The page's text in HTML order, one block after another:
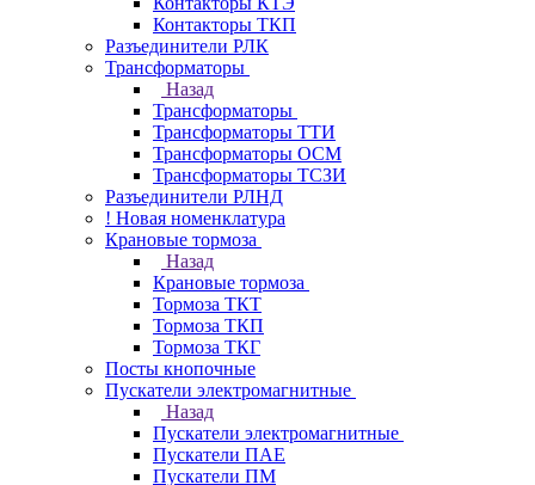
Контакторы ТКП
Разъединители РЛК
Трансформаторы
Назад
Трансформаторы
Трансформаторы ТТИ
Трансформаторы ОСМ
Трансформаторы ТСЗИ
Разъединители РЛНД
! Новая номенклатура
Крановые тормоза
Назад
Крановые тормоза
Тормоза ТКТ
Тормоза ТКП
Тормоза ТКГ
Посты кнопочные
Пускатели электромагнитные
Назад
Пускатели электромагнитные
Пускатели ПАЕ
Пускатели ПМ